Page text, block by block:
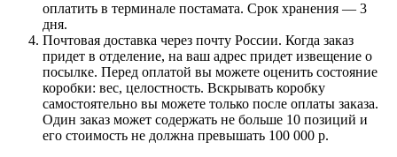
оплатить в терминале постамата. Срок хранения — 3
дня.
Почтовая доставка через почту России. Когда заказ
придет в отделение, на ваш адрес придет извещение о
посылке. Перед оплатой вы можете оценить состояние
коробки: вес, целостность. Вскрывать коробку
самостоятельно вы можете только после оплаты заказа.
Один заказ может содержать не больше 10 позиций и
его стоимость не должна превышать 100 000 р.